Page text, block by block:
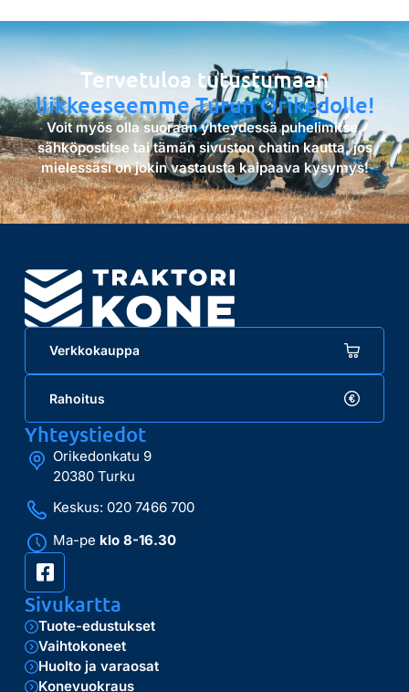
Tervetuloa tutustumaan
liikkeeseemme Turun Orikedolle!
Voit myös olla suoraan yhteydessä puhelimitse,
sähköpostitse tai tämän sivuston chatin kautta, jos
mielessäsi on jokin vastausta kaipaava kysymys!
Verkkokauppa
Rahoitus
Yhteystiedot
Orikedonkatu 9
20380 Turku
Keskus: 020 7466 700
Ma-pe klo 8-16.30
Sivukartta
Tuote-edustukset
Vaihtokoneet
Huolto ja varaosat
Konevuokraus